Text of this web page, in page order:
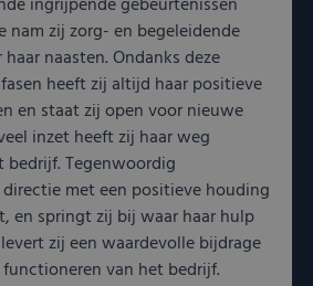
nam zij zorg- en begeleidende
naasten. Ondanks deze
heeft zij altijd haar positieve
en staat zij open voor nieuwe
inzet heeft zij haar weg
bedrijf. Tegenwoordig
met een positieve houding
en springt zij bij waar haar hulp
zij een waardevolle bijdrage
van het bedrijf.